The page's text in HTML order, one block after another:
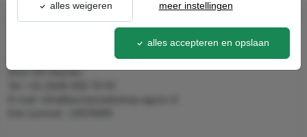
CONTACT
6411 RS Heerlen
alles weigeren meer instellingen
alles accepteren en opslaan